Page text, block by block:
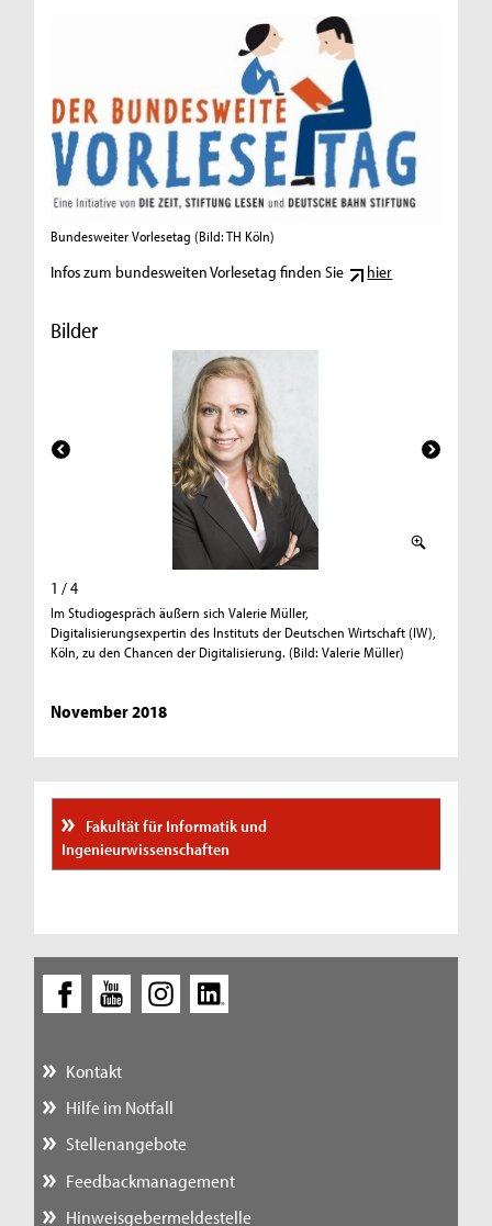
Bundesweiter Vorlesetag (Bild: TH Köln)
Infos zum bundesweiten Vorlesetag finden Sie hier
Bilder
1 / 4
Im Studiogespräch äußern sich Valerie Müller,
Digitalisierungsexpertin des Instituts der Deutschen Wirtschaft (IW),
Köln, zu den Chancen der Digitalisierung. (Bild: Valerie Müller)
November 2018
Fakultät für Informatik und
Ingenieurwissenschaften
Kontakt
Hilfe im Notfall
Stellenangebote
Feedbackmanagement
Hinweisgebermeldestelle